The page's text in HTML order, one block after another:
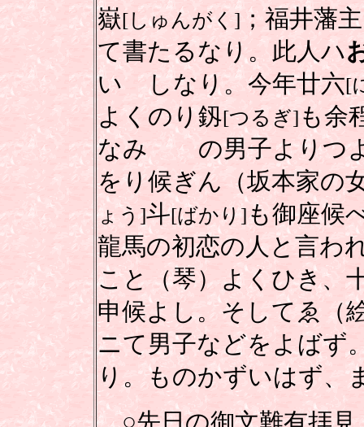
嶽[しゅんがく] ；福井藩
て書たるなり。此人ハ
いゝしなり。今年廿六[
よくのり釼[つるぎ] も余
なみゝゝの男子よりつ
をり候ぎん（坂本家の
ょう]斗[ばかり]も御座候
龍馬の初恋の人と言わ
こと（琴）よくひき、
申候よし。そしてゑ（
ニて男子などをよばず
り。ものかずいはず、